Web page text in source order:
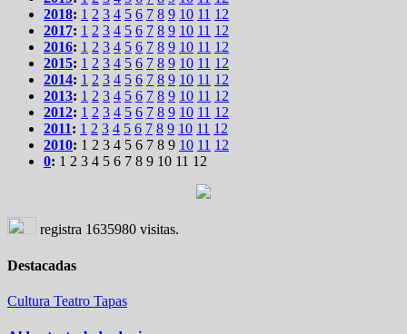
2018: 1 2 3 4 5 6 7 8 9 10 11 12
2017: 1 2 3 4 5 6 7 8 9 10 11 12
2016: 1 2 3 4 5 6 7 8 9 10 11 12
2015: 1 2 3 4 5 6 7 8 9 10 11 12
2014: 1 2 3 4 5 6 7 8 9 10 11 12
2013: 1 2 3 4 5 6 7 8 9 10 11 12
2012: 1 2 3 4 5 6 7 8 9 10 11 12
2011: 1 2 3 4 5 6 7 8 9 10 11 12
2010: 1 2 3 4 5 6 7 8 9 10 11 12
0: 1 2 3 4 5 6 7 8 9 10 11 12
registra 1635980 visitas.
Destacadas
Cultura Teatro Tapas